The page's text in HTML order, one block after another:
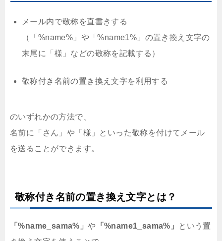
メール内で敬称を直書きする
（「%name%」や「%name1%」の置き換え文字の
末尾に「様」などの敬称を記載する）
敬称付き名前の置き換え文字を利用する
のいずれかの方法で、
名前に「さん」や「様」といった敬称を付けてメール
を送ることができます。
敬称付き名前の置き換え文字とは？
「%name_sama%」や 「%name1_sama%」
という置